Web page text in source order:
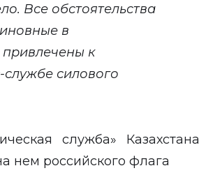
Все обстоятельства
в
к
службе силового
служба» Казахстана
нем российского флага